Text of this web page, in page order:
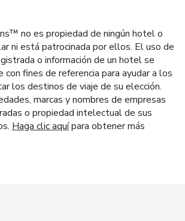
no es propiedad de ningún hotel o
ni está patrocinada por ellos. El uso de
o información de un hotel se
con fines de referencia para ayudar a los
los destinos de viaje de su elección.
marcas y nombres de empresas
o propiedad intelectual de sus
Haga clic aquípara obtener más